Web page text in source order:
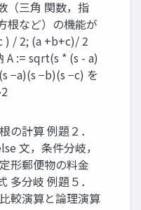
（三角 関数，指
根など）の機能が
) / 2; (a +b+c)/ 2
A := sqrt(s * (s - a)
−a)(s −b)(s −c) を
の計算 例題２．
文，条件分岐，
形郵便物の料金
多分岐 例題５．
較演算と論理演算